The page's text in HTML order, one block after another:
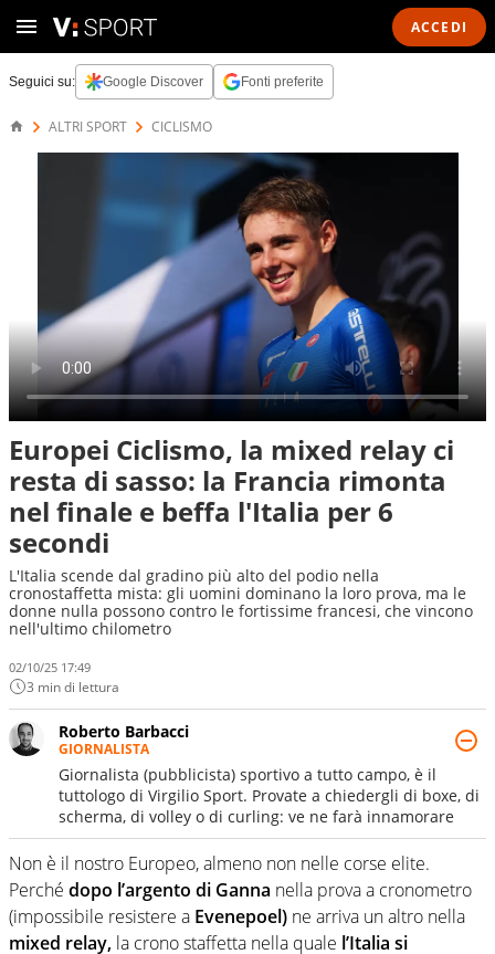
ACCEDI
Seguici su: Google Discover Fonti preferite
ALTRI SPORT CICLISMO
Europei Ciclismo, la mixed relay ci
resta di sasso: la Francia rimonta
nel finale e beffa l'Italia per 6
secondi
L'Italia scende dal gradino più alto del podio nella
cronostaffetta mista: gli uomini dominano la loro prova, ma le
donne nulla possono contro le fortissime francesi, che vincono
nell'ultimo chilometro
02/10/25 17:49
3 min di lettura
Roberto Barbacci
GIORNALISTA
Giornalista (pubblicista) sportivo a tutto campo, è il
tuttologo di Virgilio Sport. Provate a chiedergli di boxe, di
scherma, di volley o di curling: ve ne farà innamorare
Non è il nostro Europeo, almeno non nelle corse elite.
Perché dopo l’argento di Ganna nella prova a cronometro
(impossibile resistere a Evenepoel) ne arriva un altro nella
mixed relay, la crono staffetta nella quale l’Italia si